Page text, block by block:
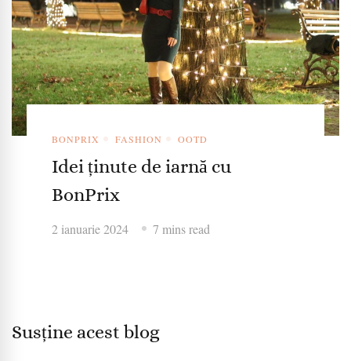
BONPRIX FASHION OOTD
Idei ținute de iarnă cu
BonPrix
2 ianuarie 2024 7 mins read
Susține acest blog